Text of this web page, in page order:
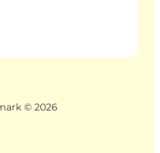
© 2026